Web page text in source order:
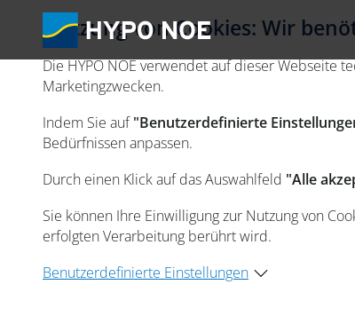
Nutzung von Cookies: Wir
Die HYPO NOE verwendet auf dieser Webseite
Marketingzwecken.
Indem Sie auf"Benutzerdefinierte
Bedürfnissen anpassen.
Durch einen Klick auf das Auswahlfeld "Alle
Sie können Ihre Einwilligung zur Nutzung von
erfolgten Verarbeitung berührt wird.
Benutzerdefinierte Einstellungen